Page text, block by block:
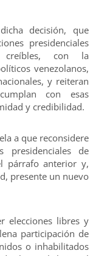
decisión, que
presidenciales
creíbles, con la
venezolanos,
y reiteran
con esas
y credibilidad.
a que reconsidere
presidenciales de
párrafo anterior y,
presente un nuevo
libres y
participación de
o inhabilitados